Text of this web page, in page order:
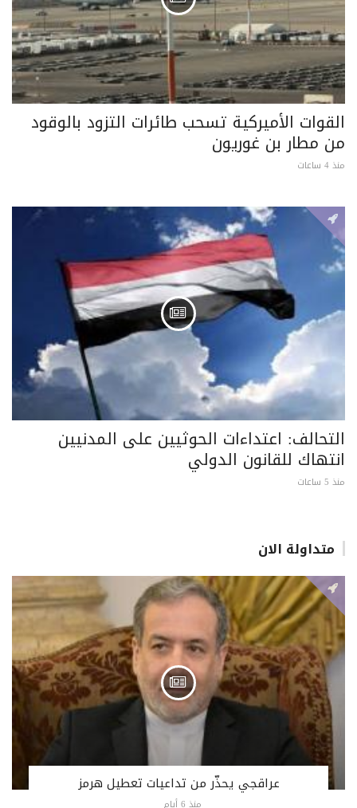
القوات الأميركية تسحب طائرات التزود بالوقود
من مطار بن غوريون
منذ 4 ساعات
التحالف: اعتداءات الحوثيين على المدنيين
انتهاك للقانون الدولي
منذ 5 ساعات
متداولة الان
عراقجي يحذّر من تداعيات تعطيل هرمز
منذ 6 أيام